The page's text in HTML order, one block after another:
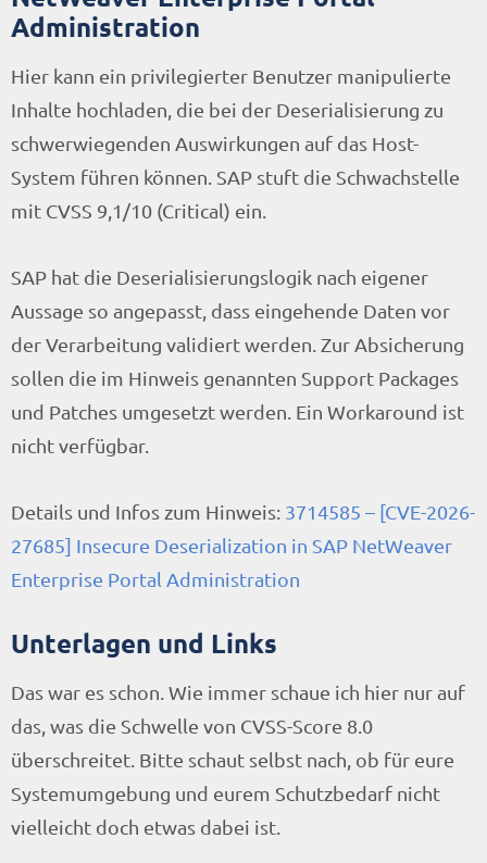
Administration
Hier kann ein privilegierter Benutzer manipulierte
Inhalte hochladen, die bei der Deserialisierung zu
schwerwiegenden Auswirkungen auf das Host-
System führen können. SAP stuft die Schwachstelle
mit CVSS 9,1/10 (Critical) ein.
SAP hat die Deserialisierungslogik nach eigener
Aussage so angepasst, dass eingehende Daten vor
der Verarbeitung validiert werden. Zur Absicherung
sollen die im Hinweis genannten Support Packages
und Patches umgesetzt werden. Ein Workaround ist
nicht verfügbar.
Details und Infos zum Hinweis: 3714585 – [CVE-2026-
27685] Insecure Deserialization in SAP NetWeaver
Enterprise Portal Administration
Unterlagen und Links
Das war es schon. Wie immer schaue ich hier nur auf
das, was die Schwelle von CVSS-Score 8.0
überschreitet. Bitte schaut selbst nach, ob für eure
Systemumgebung und eurem Schutzbedarf nicht
vielleicht doch etwas dabei ist.